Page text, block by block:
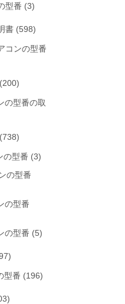
型番 (3)
書 (598)
コンの型番
(200)
の型番の取
(738)
の型番 (3)
の型番
の型番
の型番 (5)
型番 (196)